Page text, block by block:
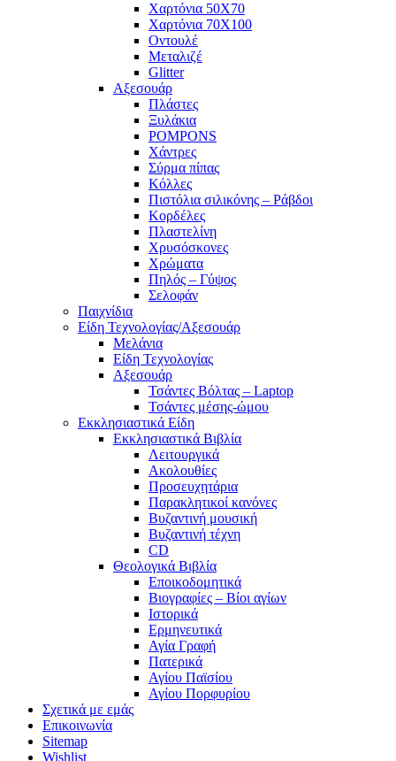
Χαρτόνια 50Χ70
Χαρτόνια 70Χ100
Οντουλέ
Μεταλιζέ
Glitter
Αξεσουάρ
Πλάστες
Ξυλάκια
POMPONS
Χάντρες
Σύρμα πίπας
Κόλλες
Πιστόλια σιλικόνης – Ράβδοι
Κορδέλες
Πλαστελίνη
Χρυσόσκονες
Χρώματα
Πηλός – Γύψος
Σελοφάν
Παιχνίδια
Είδη Τεχνολογίας/Αξεσουάρ
Μελάνια
Είδη Τεχνολογίας
Αξεσουάρ
Τσάντες Βόλτας – Laptop
Τσάντες μέσης-ώμου
Εκκλησιαστικά Είδη
Εκκλησιαστικά Βιβλία
Λειτουργικά
Ακολουθίες
Προσευχητάρια
Παρακλητικοί κανόνες
Βυζαντινή μουσική
Βυζαντινή τέχνη
CD
Θεολογικά Βιβλία
Εποικοδομητικά
Βιογραφίες – Βίοι αγίων
Ιστορικά
Ερμηνευτικά
Αγία Γραφή
Πατερικά
Αγίου Παϊσίου
Αγίου Πορφυρίου
Σχετικά με εμάς
Επικοινωνία
Sitemap
Wishlist